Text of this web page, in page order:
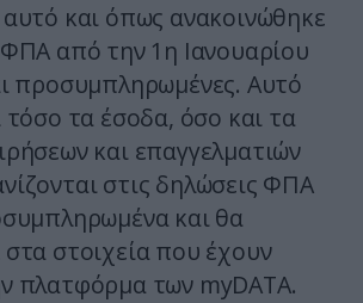
και όπως ανακοινώθηκε
από την 1η Ιανουαρίου
προσυμπληρωμένες. Αυτό
τόσο τα έσοδα, όσο και τα
και επαγγελματιών
στις δηλώσεις ΦΠΑ
και θα
στα στοιχεία που έχουν
πλατφόρμα των myDATA.